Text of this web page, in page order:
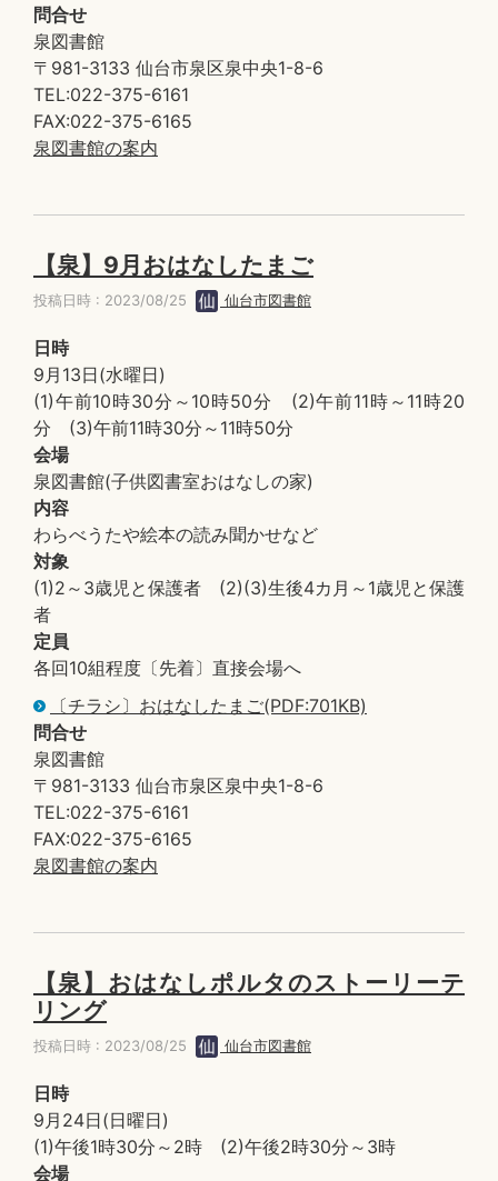
問合せ
泉図書館
〒981-3133 仙台市泉区泉中央1-8-6
TEL:022-375-6161
FAX:022-375-6165
泉図書館の案内
【泉】9月おはなしたまご
投稿日時 : 2023/08/25 仙台市図書館
日時
9月13日(水曜日)
(1)午前10時30分～10時50分 (2)午前11時～11時20
分 (3)午前11時30分～11時50分
会場
泉図書館(子供図書室おはなしの家)
内容
わらべうたや絵本の読み聞かせなど
対象
(1)2～3歳児と保護者 (2)(3)生後4カ月～1歳児と保護
者
定員
各回10組程度〔先着〕直接会場へ
〔チラシ〕おはなしたまご(PDF:701KB)
問合せ
泉図書館
〒981-3133 仙台市泉区泉中央1-8-6
TEL:022-375-6161
FAX:022-375-6165
泉図書館の案内
【泉】おはなしポルタのストーリーテ
リング
投稿日時 : 2023/08/25 仙台市図書館
日時
9月24日(日曜日)
(1)午後1時30分～2時 (2)午後2時30分～3時
会場